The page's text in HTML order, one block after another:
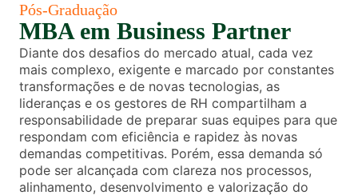
Pós-Graduação
MBA em Business Partner
Diante dos desafios do mercado atual, cada vez
mais complexo, exigente e marcado por constantes
transformações e de novas tecnologias, as
lideranças e os gestores de RH compartilham a
responsabilidade de preparar suas equipes para que
respondam com eficiência e rapidez às novas
demandas competitivas. Porém, essa demanda só
pode ser alcançada com clareza nos processos,
alinhamento, desenvolvimento e valorização do